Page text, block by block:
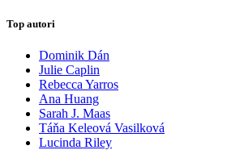
Top autori
Dominik Dán
Julie Caplin
Rebecca Yarros
Ana Huang
Sarah J. Maas
Táňa Keleová Vasilková
Lucinda Riley